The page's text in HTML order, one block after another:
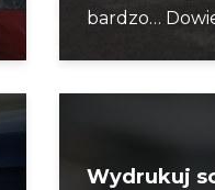
bardzo…
Wydrukuj